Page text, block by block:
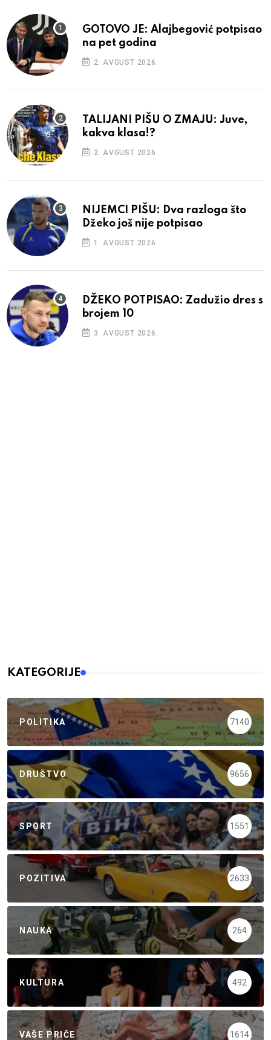
GOTOVO JE: Alajbegović potpisao
na pet godina
2. AVGUST 2026.
TALIJANI PIŠU O ZMAJU: Juve,
kakva klasa!?
2. AVGUST 2026.
NIJEMCI PIŠU: Dva razloga što
Džeko još nije potpisao
1. AVGUST 2026.
DŽEKO POTPISAO: Zadužio dres s
brojem 10
3. AVGUST 2026.
KATEGORIJE
POLITIKA 7140
DRUŠTVO 9656
SPORT 1551
POZITIVA 2633
NAUKA 264
KULTURA 492
VAŠE PRIČE 1614